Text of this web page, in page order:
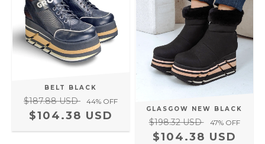
BELT BLACK
$187.88 USD 44% OFF
$104.38 USD
GLASGOW NEW BLACK
$198.32 USD 47% OFF
$104.38 USD